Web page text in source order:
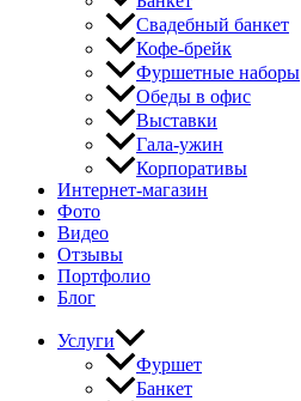
Свадебный банкет
Кофе-брейк
Фуршетные наборы
Обеды в офис
Выставки
Гала-ужин
Корпоративы
Интернет-магазин
Фото
Видео
Отзывы
Портфолио
Блог
Услуги
Фуршет
Банкет